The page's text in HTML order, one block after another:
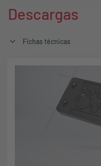
Descargas
Fichas técnicas